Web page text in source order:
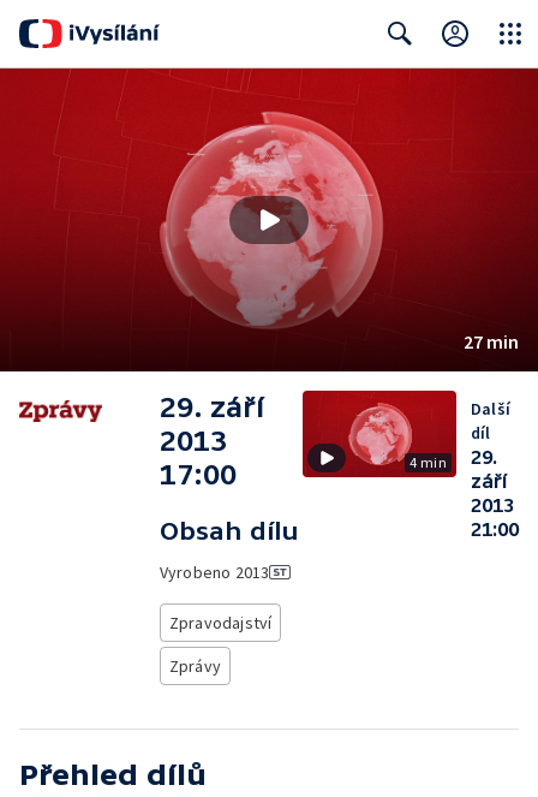
27 min
29. září
2013
17:00
Obsah dílu
Vyrobeno 2013
Zpravodajství
Zprávy
4 min
Další
díl
29.
září
2013
21:00
Přehled dílů